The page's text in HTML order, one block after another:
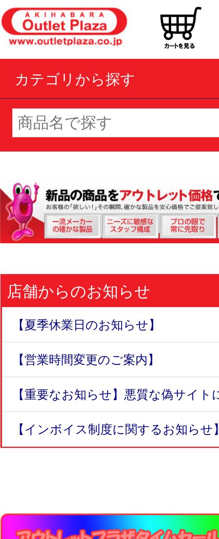
カテゴリから探す
店舗からのお知らせ
【夏季休業日のお知らせ】
【営業時間変更のご案内】
【重要なお知らせ】悪質な偽サイト
【インボイス制度に関するお知らせ